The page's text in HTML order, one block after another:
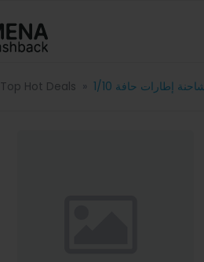
Top Hot Deals